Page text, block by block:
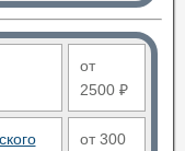
от
2500 ₽
от 300